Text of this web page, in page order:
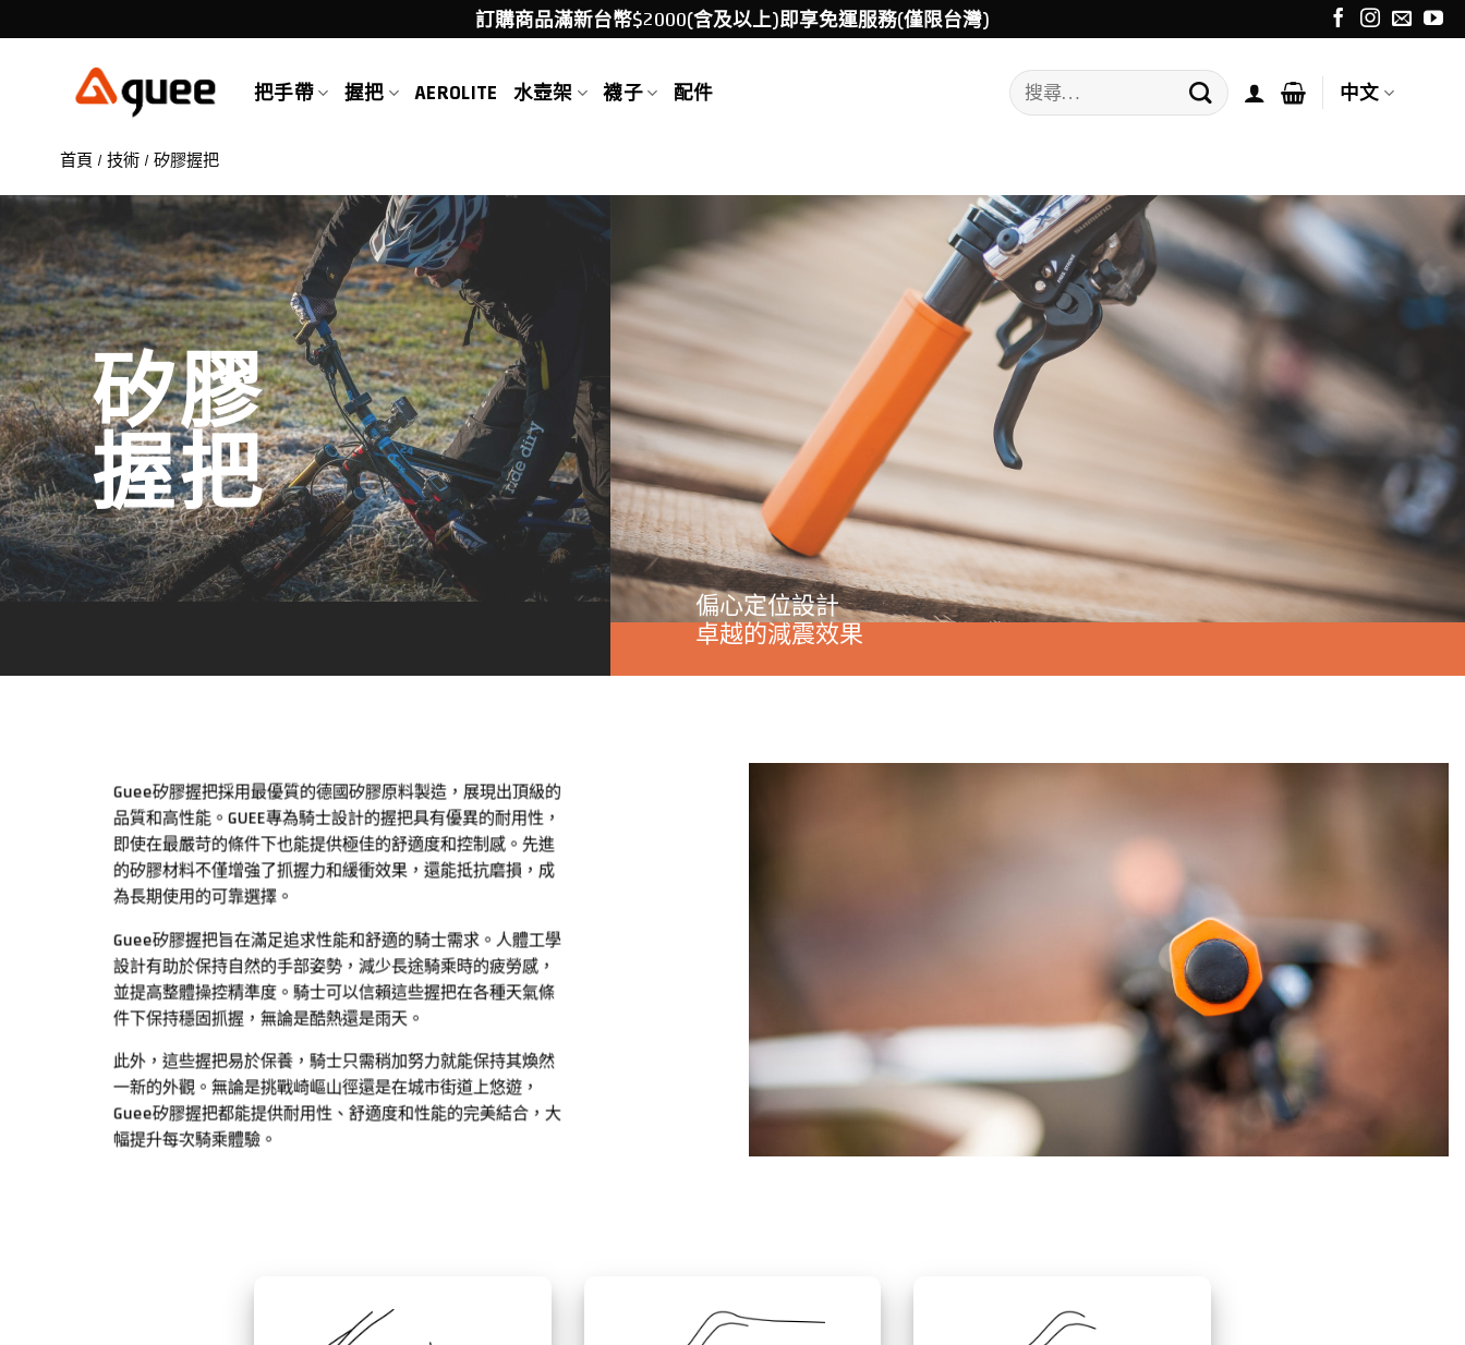
to
訂購商品滿新台幣$2000(含及以上)即享免運服務(僅限台灣)
把手帶 握把 AEROLITE 水壺架 襪子 配件
搜
尋
中文
首頁 / 技術 / 矽膠握把
矽膠
握把
偏心定位設計
卓越的減震效果
Guee矽膠握把採用最優質的德國矽膠原料製造，展現出頂級的
品質和高性能。GUEE專為騎士設計的握把具有優異的耐用性，
即使在最嚴苛的條件下也能提供極佳的舒適度和控制感。先進
的矽膠材料不僅增強了抓握力和緩衝效果，還能抵抗磨損，成
為長期使用的可靠選擇。
Guee矽膠握把旨在滿足追求性能和舒適的騎士需求。人體工學
設計有助於保持自然的手部姿勢，減少長途騎乘時的疲勞感，
並提高整體操控精準度。騎士可以信賴這些握把在各種天氣條
件下保持穩固抓握，無論是酷熱還是雨天。
此外，這些握把易於保養，騎士只需稍加努力就能保持其煥然
一新的外觀。無論是挑戰崎嶇山徑還是在城市街道上悠遊，
Guee矽膠握把都能提供耐用性、舒適度和性能的完美結合，大
幅提升每次騎乘體驗。